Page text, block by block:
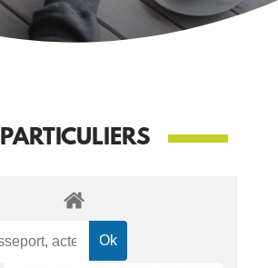
PARTICULIERS